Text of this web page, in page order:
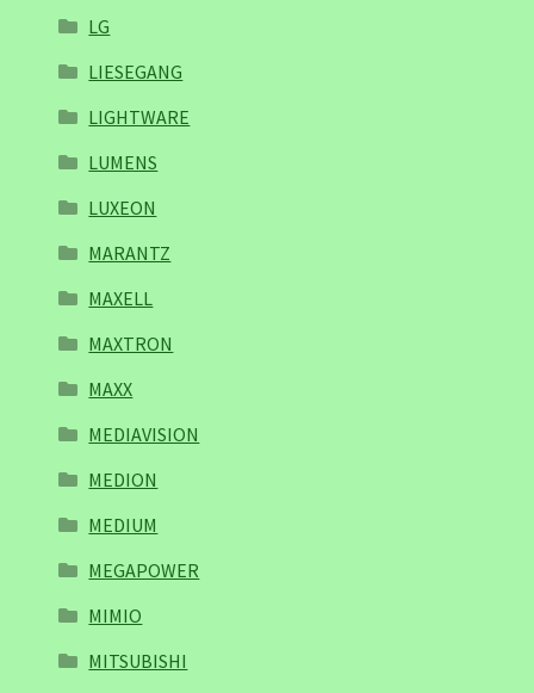
LG
LIESEGANG
LIGHTWARE
LUMENS
LUXEON
MARANTZ
MAXELL
MAXTRON
MAXX
MEDIAVISION
MEDION
MEDIUM
MEGAPOWER
MIMIO
MITSUBISHI